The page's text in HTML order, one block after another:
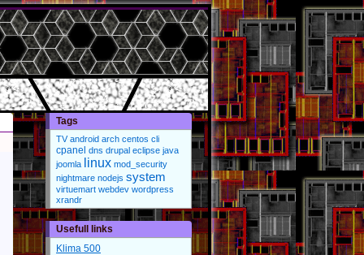
Tags
TV android arch centos cli
cpanel dns drupal eclipse java
joomla
linux mod_security
nightmare nodejs system
virtuemart webdev wordpress
xrandr
Usefull links
Klima 500